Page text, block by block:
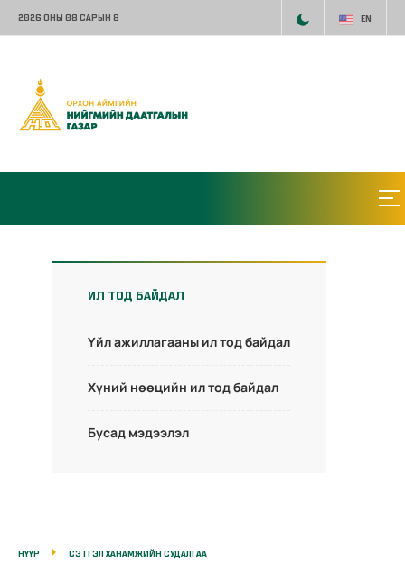
2026 ОНЫ 08 САРЫН 8 EN
ИЛ ТОД БАЙДАЛ
Үйл ажиллагааны ил тод байдал
Хүний нөөцийн ил тод байдал
Бусад мэдээлэл
НҮҮР СЭТГЭЛ ХАНАМЖИЙН СУДАЛГАА